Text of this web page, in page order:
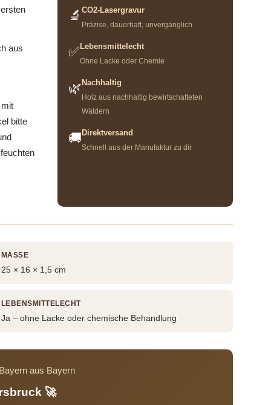
aus
bitte
🔬 CO2-Lasergravur
Präzise, dauerhaft, unvergänglich
✅ Lebensmittelecht
Ohne Lacke oder Chemie
🌿 Nachhaltig
Holz aus nachhaltig bewirtschafteten
Wäldern
🚚 Direktversand
Schnell aus der Manufaktur zu dir
MASSE
25 × 16 × 1,5 cm
LEBENSMITTELECHT
Ja – ohne Lacke oder chemische Behandlung
aus Bayern
🚀